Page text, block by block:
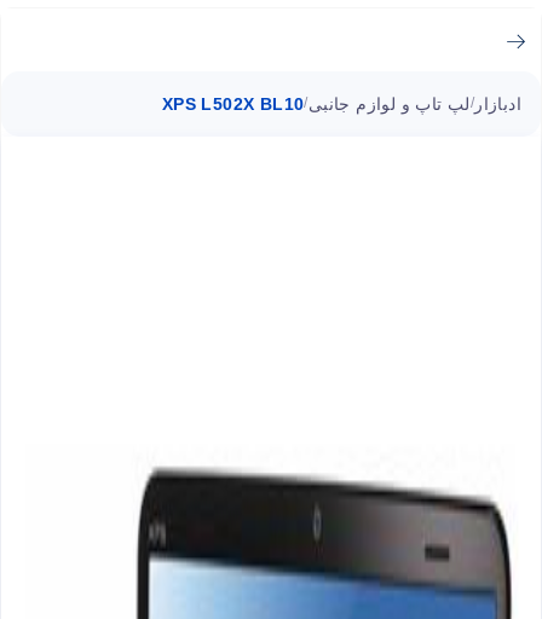
ادبازار /لپ تاپ و لوازم جانبی/
XPS L502X BL10